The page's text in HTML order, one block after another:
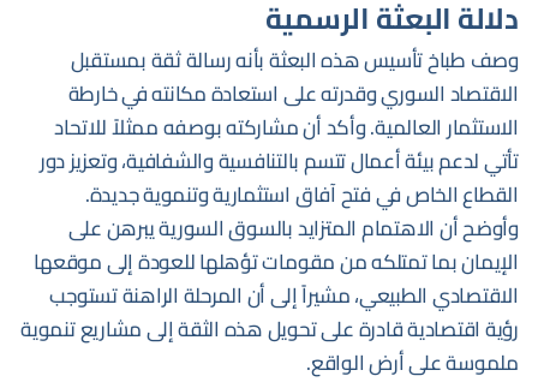
دلالة البعثة الرسمية
وصف طباخ تأسيس هذه البعثة بأنه رسالة ثقة بمستقبل
الاقتصاد السوري وقدرته على استعادة مكانته في خارطة
الاستثمار العالمية. وأكد أن مشاركته بوصفه ممثلاً للاتحاد
تأتي لدعم بيئة أعمال تتسم بالتنافسية والشفافية، وتعزيز دور
القطاع الخاص في فتح آفاق استثمارية وتنموية جديدة.
وأوضح أن الاهتمام المتزايد بالسوق السورية يبرهن على
الإيمان بما تمتلكه من مقومات تؤهلها للعودة إلى موقعها
الاقتصادي الطبيعي، مشيراً إلى أن المرحلة الراهنة تستوجب
رؤية اقتصادية قادرة على تحويل هذه الثقة إلى مشاريع تنموية
ملموسة على أرض الواقع.